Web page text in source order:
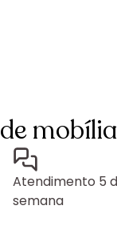
Atendimento 5
semana